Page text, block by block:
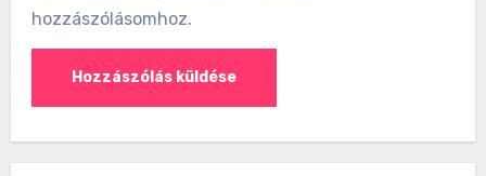
hozzászólásomhoz.